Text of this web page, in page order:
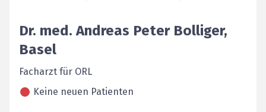
Dr. med. Andreas Peter Bolliger,
Basel
Facharzt für ORL
Keine neuen Patienten